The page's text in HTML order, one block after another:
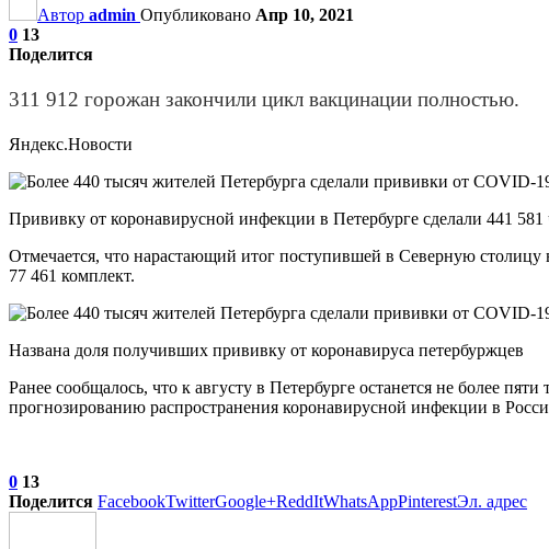
Автор admin Опубликовано Апр 10, 2021
0 13
Поделится
311 912 горожан закончили цикл вакцинации полностью.
Яндекс.Новости
Прививку от коронавирусной инфекции в Петербурге сделали 441
Отмечается, что нарастающий итог поступившей в Северную столицу
77 461 комплект.
Названа доля получивших прививку от коронавируса петербуржцев
Ранее сообщалось, что к августу в Петербурге останется не более
прогнозированию распространения коронавирусной инфекции в
0 13
Поделится FacebookTwitterGoogle+ReddItWhatsAppPinterestЭл. адрес